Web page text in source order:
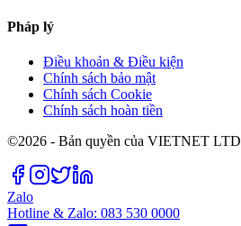
Pháp lý
Điều khoản & Điều kiện
Chính sách bảo mật
Chính sách Cookie
Chính sách hoàn tiền
©2026 - Bản quyền của VIETNET LTD
Zalo
Hotline & Zalo: 083 530 0000